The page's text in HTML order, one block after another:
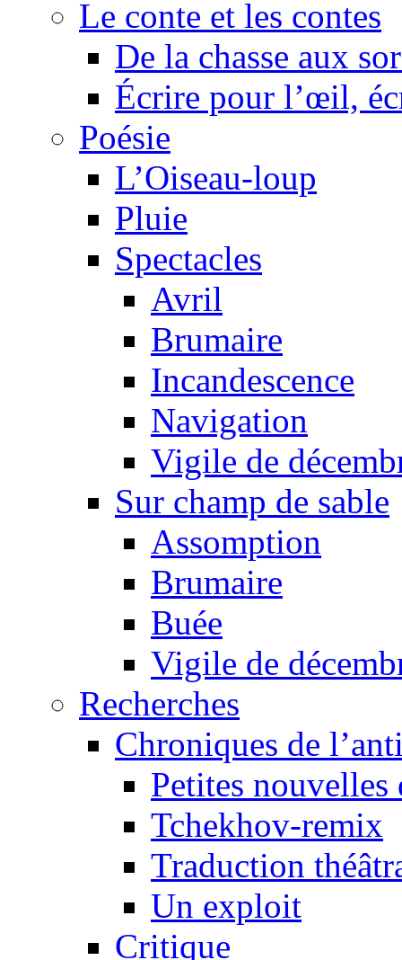
Le conte et les contes
De la chasse aux
Écrire pour l’œil,
Poésie
L’Oiseau-loup
Pluie
Spectacles
Avril
Brumaire
Incandescence
Navigation
Vigile de
Sur champ de sable
Assomption
Brumaire
Buée
Vigile de
Recherches
Chroniques de
Petites
Tchekhov-remix
Traduction
Un exploit
Critique